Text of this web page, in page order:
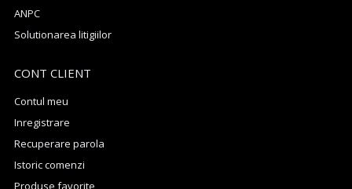
ANPC
Solutionarea litigiilor
CONT CLIENT
Contul meu
Inregistrare
Recuperare parola
Istoric comenzi
Produse favorite